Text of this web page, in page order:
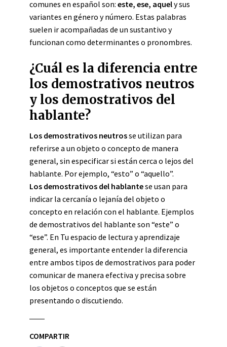
comunes en español son: este, ese, aquely sus
variantes en género y número. Estas palabras
suelen ir acompañadas de un sustantivo y
funcionan como determinantes o pronombres.
¿Cuál es la diferencia entre
los demostrativos neutros
y los demostrativos del
hablante?
Los demostrativos neutrosse utilizan para
referirse a un objeto o concepto de manera
general, sin especificar si están cerca o lejos del
hablante. Por ejemplo, “esto” o “aquello”.
Los demostrativos del hablantese usan para
indicar la cercanía o lejanía del objeto o
concepto en relación con el hablante. Ejemplos
de demostrativos del hablante son “este” o
“ese”. En Tu espacio de lectura y aprendizaje
general, es importante entender la diferencia
entre ambos tipos de demostrativos para poder
comunicar de manera efectiva y precisa sobre
los objetos o conceptos que se están
presentando o discutiendo.
COMPARTIR